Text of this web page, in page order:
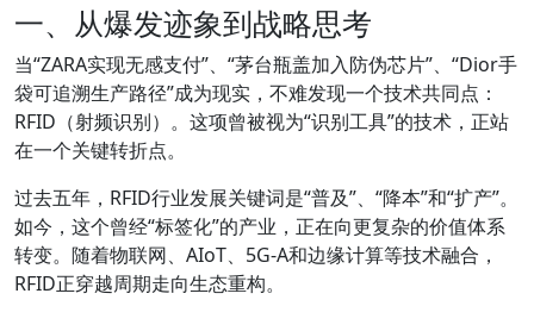
一、从爆发迹象到战略思考
当“ZARA实现无感支付”、“茅台瓶盖加入防伪芯片”、“Dior手
袋可追溯生产路径”成为现实，不难发现一个技术共同点：
RFID（射频识别）。这项曾被视为“识别工具”的技术，正站
在一个关键转折点。
过去五年，RFID行业发展关键词是“普及”、“降本”和“扩产”。
如今，这个曾经“标签化”的产业，正在向更复杂的价值体系
转变。随着物联网、AIoT、5G-A和边缘计算等技术融合，
RFID正穿越周期走向生态重构。